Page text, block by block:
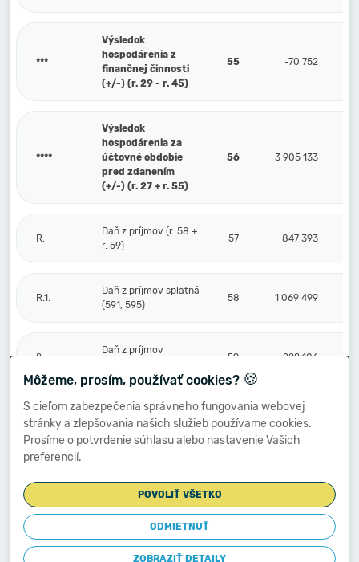
***
Výsledok
hospodárenia z
finančnej činnosti
(+/-) (r. 29 - r. 45)
55 -70 752
****
Výsledok
hospodárenia za
účtovné obdobie
pred zdanením
(+/-) (r. 27 + r. 55)
56 3 905 133
R.
Daň z príjmov (r. 58 +
r. 59)
57 847 393
R.1.
Daň z príjmov splatná
(591, 595)
58 1 069 499
2.
Daň z príjmov
59 -222 106
S.
Prevod podielov na
výsledku
hospodárenia
60
****
Výsledok
hospodárenia za
účtovné obdobie po
zdanení (+/-) (r. 56
61 3 057 740
Môžeme, prosím, používať cookies? 🍪
S cieľom zabezpečenia správneho fungovania webovej
stránky a zlepšovania našich služieb používame cookies.
Prosíme o potvrdenie súhlasu alebo nastavenie Vašich
preferencií.
POVOLIŤ VŠETKO
ODMIETNUŤ
ZOBRAZIŤ DETAILY